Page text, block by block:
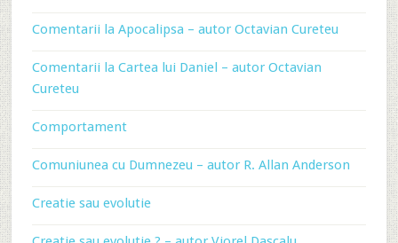
Comentarii la Apocalipsa – autor Octavian Cureteu
Comentarii la Cartea lui Daniel – autor Octavian
Cureteu
Comportament
Comuniunea cu Dumnezeu – autor R. Allan Anderson
Creatie sau evolutie